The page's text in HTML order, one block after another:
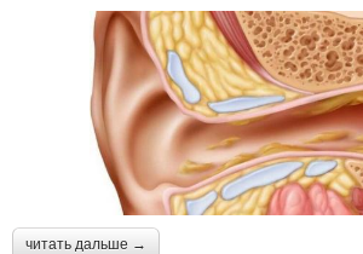
читать дальше →